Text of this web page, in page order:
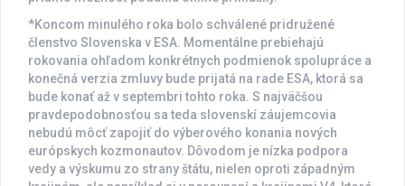
*Koncom minulého roka bolo schválené pridružené
členstvo Slovenska v ESA. Momentálne prebiehajú
rokovania ohľadom konkrétnych podmienok spolupráce a
konečná verzia zmluvy bude prijatá na rade ESA, ktorá sa
bude konať až v septembri tohto roka. S najväčšou
pravdepodobnosťou sa teda slovenskí záujemcovia
nebudú môcť zapojiť do výberového konania nových
európskych kozmonautov. Dôvodom je nízka podpora
vedy a výskumu zo strany štátu, nielen oproti západným